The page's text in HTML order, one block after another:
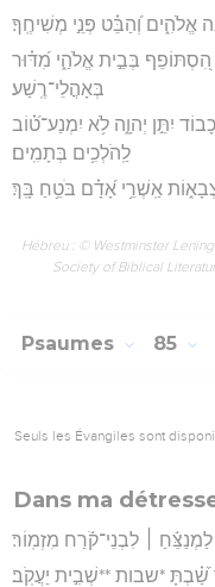
אֱלֹהִ֑ים וְ֝הַבֵּ֗ט פְּנֵ֣י מְשִׁיחֶֽךָ׃
הִ֭סְתּוֹפֵף בְּבֵ֣ית אֱלֹהַ֑י מִ֝דּ֗וּר
בְּאָהֳלֵי־רֶֽשַׁע׃
יִתֵּ֣ן יְהוָ֑ה לֹ֥א יִמְנַע־ט֝֗וֹב
לַֽהֹלְכִ֥ים בְּתָמִֽים׃
אַֽשְׁרֵ֥י אָ֝דָ֗ם בֹּטֵ֥חַ בָּֽךְ׃
Hébreu : © Westminster
Society of Biblical
Psaumes 85
Seuls les Évangiles sont
Dans ma
לַמְנַצֵּ֬חַ ׀ לִבְנֵי־קֹ֬רַח מִזְמֽוֹר׃
שַׁ֝֗בְתָּ *שבות **שְׁבִ֣ית יַעֲקֹֽב׃